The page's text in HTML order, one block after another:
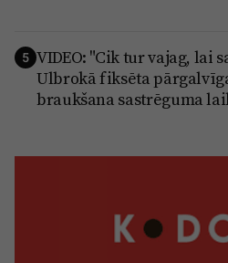
5 VIDEO: "Cik tur vajag, lai
Ulbrokā fiksēta
braukšana sastrēguma